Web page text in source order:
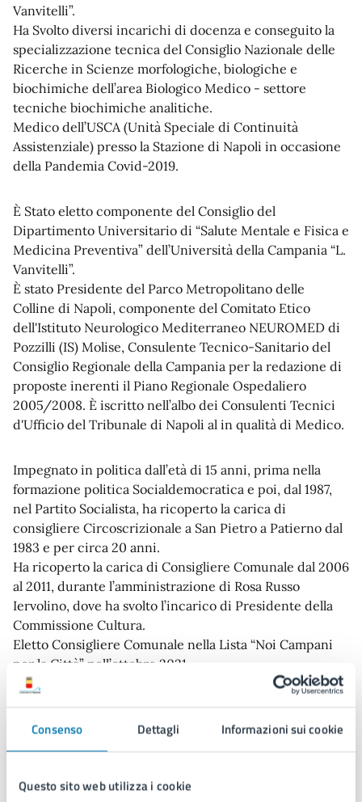
Consenso Dettagli Informazioni sui cookie
Questo sito web utilizza i cookie
Vanvitelli”.
Ha Svolto diversi incarichi di docenza e conseguito la
specializzazione tecnica del Consiglio Nazionale delle
Ricerche in Scienze morfologiche, biologiche e
biochimiche dell’area Biologico Medico - settore
tecniche biochimiche analitiche.
Medico dell’USCA (Unità Speciale di Continuità
Assistenziale) presso la Stazione di Napoli in occasione
della Pandemia Covid-2019.
È Stato eletto componente del Consiglio del
Dipartimento Universitario di “Salute Mentale e Fisica e
Medicina Preventiva” dell’Università della Campania “L.
Vanvitelli”.
È stato Presidente del Parco Metropolitano delle
Colline di Napoli, componente del Comitato Etico
dell'Istituto Neurologico Mediterraneo NEUROMED di
Pozzilli (IS) Molise, Consulente Tecnico-Sanitario del
Consiglio Regionale della Campania per la redazione di
proposte inerenti il Piano Regionale Ospedaliero
2005/2008. È iscritto nell’albo dei Consulenti Tecnici
d'Ufficio del Tribunale di Napoli al in qualità di Medico.
Impegnato in politica dall’età di 15 anni, prima nella
formazione politica Socialdemocratica e poi, dal 1987,
nel Partito Socialista, ha ricoperto la carica di
consigliere Circoscrizionale a San Pietro a Patierno dal
1983 e per circa 20 anni.
Ha ricoperto la carica di Consigliere Comunale dal 2006
al 2011, durante l’amministrazione di Rosa Russo
Iervolino, dove ha svolto l’incarico di Presidente della
Commissione Cultura.
Eletto Consigliere Comunale nella Lista “Noi Campani
per la Città” nell’ottobre 2021.
Telefono:0039 0817959899